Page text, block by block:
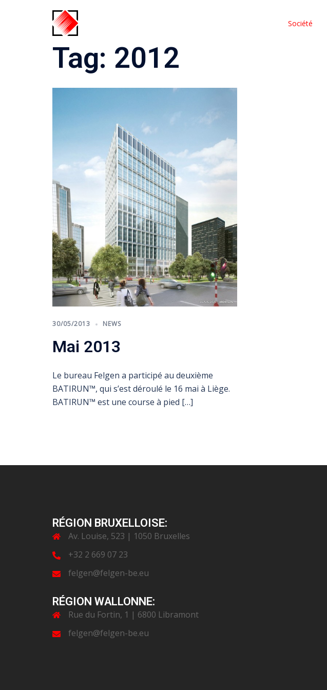
Société
Tag: 2012
30/05/2013 NEWS
Mai 2013
Le bureau Felgen a participé au deuxième
BATIRUN™, qui s’est déroulé le 16 mai à Liège.
BATIRUN™ est une course à pied […]
RÉGION BRUXELLOISE:
Av. Louise, 523 | 1050 Bruxelles
+32 2 669 07 23
felgen@felgen-be.eu
RÉGION WALLONNE:
Rue du Fortin, 1 | 6800 Libramont
felgen@felgen-be.eu